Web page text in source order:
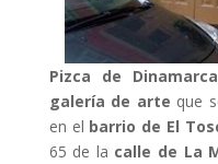
Pizca de Dinamarca
galería de arte que
en el barrio de El
65 de la calle de La